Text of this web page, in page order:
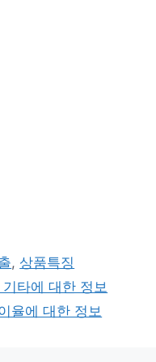
, 상품특징
타에 대한 정보
율에 대한 정보